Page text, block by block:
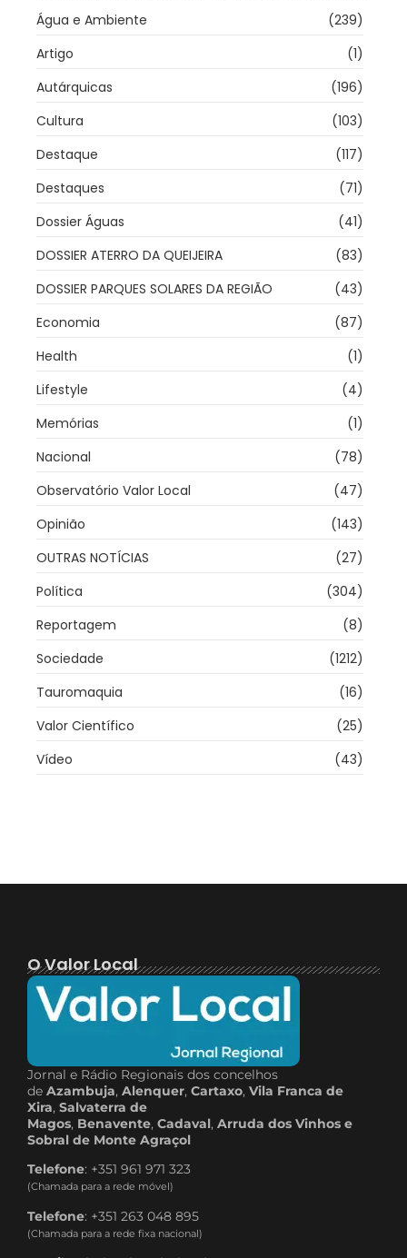
Água e Ambiente
(239)
Artigo
(1)
Autárquicas
(196)
Cultura
(103)
Destaque
(117)
Destaques
(71)
Dossier Águas
(41)
DOSSIER ATERRO DA QUEIJEIRA
(83)
DOSSIER PARQUES SOLARES DA REGIÃO
(43)
Economia
(87)
Health
(1)
Lifestyle
(4)
Memórias
(1)
Nacional
(78)
Observatório Valor Local
(47)
Opinião
(143)
OUTRAS NOTÍCIAS
(27)
Política
(304)
Reportagem
(8)
Sociedade
(1212)
Tauromaquia
(16)
Valor Científico
(25)
Vídeo
(43)
O Valor Local
Jornal e Rádio Regionais dos concelhos
de Azambuja, Alenquer, Cartaxo, Vila Franca de
Xira, Salvaterra de
Magos, Benavente, Cadaval, Arruda dos Vinhos e
Sobral de Monte Agraçol
Telefone: +351 961 971 323
(Chamada para a rede móvel)
Telefone: +351 263 048 895
(Chamada para a rede fixa nacional)